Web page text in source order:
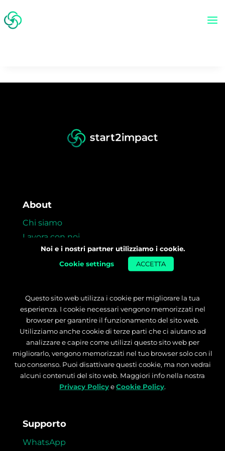
About
Chi siamo
Lavora con noi
Per le aziende
Master
Supporto Ricerca Lavoro
Garanzia Money Back
Risorse gratuite
Orientamento
Supporto
WhatsApp
Noi e i nostri partner utilizziamo i cookie.
Cookie settings
ACCETTA
Questo sito web utilizza i cookie per migliorare la tua
esperienza. I cookie necessari vengono memorizzati nel
browser per garantire il funzionamento del sito web.
Utilizziamo anche cookie di terze parti che ci aiutano ad
analizzare e capire come utilizzi questo sito web per
migliorarlo, vengono memorizzati nel tuo browser solo con il
tuo consenso. Puoi disattivare questi cookie, ma non vedrai
alcuni contenuti del sito web. Maggiori info nella nostra
Privacy PolicyeCookie Policy.